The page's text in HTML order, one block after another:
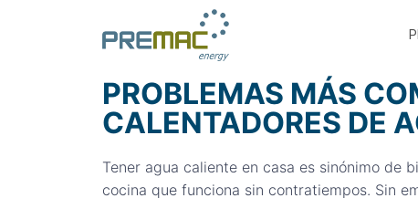
PROBLEMAS MÁS
CALENTADORES DE
Tener agua caliente en casa es sinónimo de
cocina que funciona sin contratiempos. Sin